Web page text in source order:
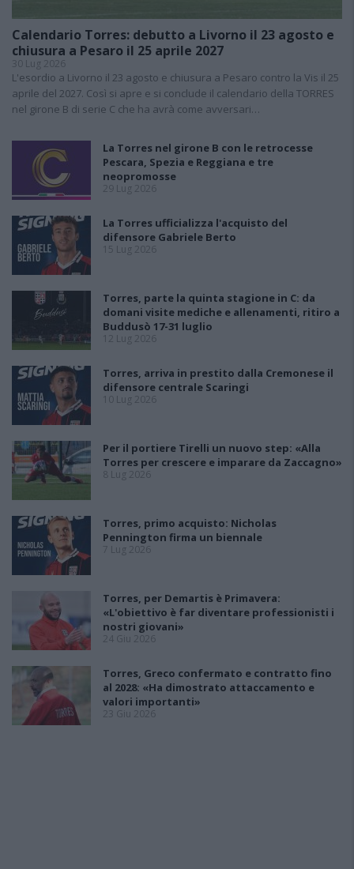
Calendario Torres: debutto a Livorno il 23 agosto e
chiusura a Pesaro il 25 aprile 2027
30 Lug 2026
L'esordio a Livorno il 23 agosto e chiusura a Pesaro contro la Vis il 25
aprile del 2027. Così si apre e si conclude il calendario della TORRES
nel girone B di serie C che ha avrà come avversari…
La Torres nel girone B con le retrocesse
Pescara, Spezia e Reggiana e tre
neopromosse
29 Lug 2026
La Torres ufficializza l'acquisto del
difensore Gabriele Berto
15 Lug 2026
Torres, parte la quinta stagione in C: da
domani visite mediche e allenamenti, ritiro a
Buddusò 17-31 luglio
12 Lug 2026
Torres, arriva in prestito dalla Cremonese il
difensore centrale Scaringi
10 Lug 2026
Per il portiere Tirelli un nuovo step: «Alla
Torres per crescere e imparare da Zaccagno»
8 Lug 2026
Torres, primo acquisto: Nicholas
Pennington firma un biennale
7 Lug 2026
Torres, per Demartis è Primavera:
«L'obiettivo è far diventare professionisti i
nostri giovani»
24 Giu 2026
Torres, Greco confermato e contratto fino
al 2028: «Ha dimostrato attaccamento e
valori importanti»
23 Giu 2026